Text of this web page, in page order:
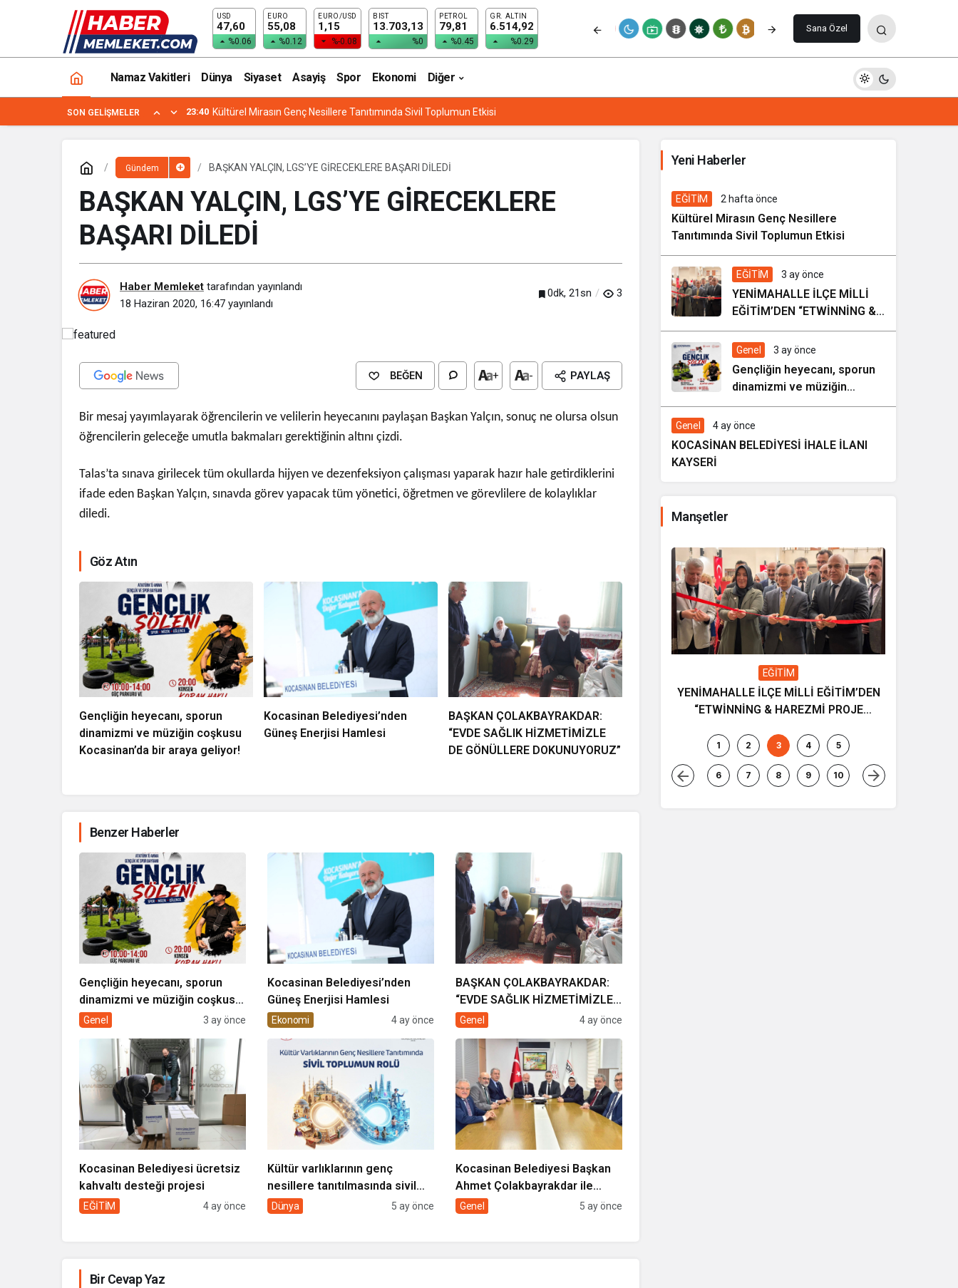
USD
47,60
%0.06
EURO
55,08
%0.12
EURO/USD
1,15
%-0.08
BIST
13.703,13
%0
PETROL
79,81
%0.45
GR. ALTIN
6.514,92
%0.29
Sana Özel
Namaz Vakitleri Dünya Siyaset Asayiş Spor Ekonomi Diğer
SON GELIŞMELER 23:40 Kültürel Mirasın Genç Nesillere Tanıtımında Sivil Toplumun Etkisi
Gündem BAŞKAN YALÇIN, LGS’YE GİRECEKLERE BAŞARI DİLEDİ
BAŞKAN YALÇIN, LGS’YE GİRECEKLERE
BAŞARI DİLEDİ
Haber Memleket tarafından yayınlandı
18 Haziran 2020, 16:47 yayınlandı
0dk, 21sn 3
BEĞEN + - PAYLAŞ
Bir mesaj yayımlayarak öğrencilerin ve velilerin heyecanını paylaşan Başkan Yalçın, sonuç ne olursa olsun
öğrencilerin geleceğe umutla bakmaları gerektiğinin altını çizdi.
Talas’ta sınava girilecek tüm okullarda hijyen ve dezenfeksiyon çalışması yaparak hazır hale getirdiklerini
ifade eden Başkan Yalçın, sınavda görev yapacak tüm yönetici, öğretmen ve görevlilere de kolaylıklar
diledi.
Göz Atın
Gençliğin heyecanı, sporun
dinamizmi ve müziğin coşkusu
Kocasinan’da bir araya geliyor!
Kocasinan Belediyesi’nden
Güneş Enerjisi Hamlesi
BAŞKAN ÇOLAKBAYRAKDAR:
“EVDE SAĞLIK HİZMETİMİZLE
DE GÖNÜLLERE DOKUNUYORUZ”
Benzer Haberler
Gençliğin heyecanı, sporun
dinamizmi ve müziğin coşkusu
Kocasinan’da bir araya geliyor!
Genel 3 ay önce
Kocasinan Belediyesi’nden
Güneş Enerjisi Hamlesi
Ekonomi 4 ay önce
BAŞKAN ÇOLAKBAYRAKDAR:
“EVDE SAĞLIK HİZMETİMİZLE
DE GÖNÜLLERE
Genel 4 ay önce
Kocasinan Belediyesi ücretsiz
kahvaltı desteği projesi
EĞİTİM 4 ay önce
Kültür varlıklarının genç
nesillere tanıtılmasında sivil
toplumun rolü
Dünya 5 ay önce
Kocasinan Belediyesi Başkan
Ahmet Çolakbayrakdar ile
yeniliklere imza atıyor
Genel 5 ay önce
Bir Cevap Yaz
Yeni Haberler
5 gün önce
EĞİTİM 2 hafta önce
Kültürel Mirasın Genç Nesillere
Tanıtımında Sivil Toplumun Etkisi
EĞİTİM 3 ay önce
YENİMAHALLE İLÇE MİLLİ
EĞİTİM’DEN “ETWİNNİNG &
HAREZMİ PROJE ŞENLİĞİ”
Genel 3 ay önce
Gençliğin heyecanı, sporun
dinamizmi ve müziğin
coşkusu Kocasinan’da bir
araya geliyor!
Genel 4 ay önce
KOCASİNAN BELEDİYESİ İHALE İLANI
KAYSERİ
Manşetler
İhale ilanı Kocasinan Belediyesi
Kültürel Mirasın Genç Nesillere
Tanıtımında Sivil Toplumun Etkisi
EĞİTİM
YENİMAHALLE İLÇE MİLLİ EĞİTİM’DEN
“ETWİNNİNG & HAREZMİ PROJE
1 2 3 4 5
6 7 8 9 10
MUHTEŞEM MANZARASIYLA “KIZILTEPE MİLLET BAHÇESİ” Yorum Yap Paylaş